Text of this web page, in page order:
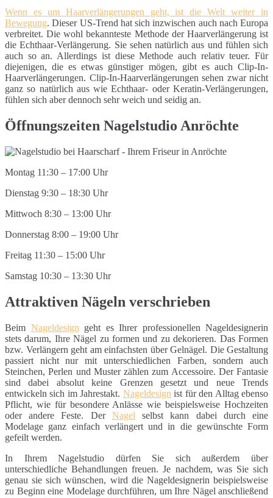
Wenn es um Haarverlängerungen geht, ist die Welt weiter in
Bewegung. Dieser US-Trend hat sich inzwischen auch nach Europa
verbreitet. Die wohl bekannteste Methode der Haarverlängerung ist
die Echthaar-Verlängerung. Sie sehen natürlich aus und fühlen sich
auch so an. Allerdings ist diese Methode auch relativ teuer. Für
diejenigen, die es etwas günstiger mögen, gibt es auch Clip-In-
Haarverlängerungen. Clip-In-Haarverlängerungen sehen zwar nicht
ganz so natürlich aus wie Echthaar- oder Keratin-Verlängerungen,
fühlen sich aber dennoch sehr weich und seidig an.
Öffnungszeiten Nagelstudio Anröchte
Montag 11:30 – 17:00 Uhr
Dienstag 9:30 – 18:30 Uhr
Mittwoch 8:30 – 13:00 Uhr
Donnerstag 8:00 – 19:00 Uhr
Freitag 11:30 – 15:00 Uhr
Samstag 10:30 – 13:30 Uhr
Attraktiven Nägeln verschrieben
Beim Nageldesign geht es Ihrer professionellen Nageldesignerin
stets darum, Ihre Nägel zu formen und zu dekorieren. Das Formen
bzw. Verlängern geht am einfachsten über Gelnägel. Die Gestaltung
passiert nicht nur mit unterschiedlichen Farben, sondern auch
Steinchen, Perlen und Muster zählen zum Accessoire. Der Fantasie
sind dabei absolut keine Grenzen gesetzt und neue Trends
entwickeln sich im Jahrestakt. Nageldesign ist für den Alltag ebenso
Pflicht, wie für besondere Anlässe wie beispielsweise Hochzeiten
oder andere Feste. Der Nagel selbst kann dabei durch eine
Modelage ganz einfach verlängert und in die gewünschte Form
gefeilt werden.
In Ihrem Nagelstudio dürfen Sie sich außerdem über
unterschiedliche Behandlungen freuen. Je nachdem, was Sie sich
genau sie sich wünschen, wird die Nageldesignerin beispielsweise
zu Beginn eine Modelage durchführen, um Ihre Nägel anschließend